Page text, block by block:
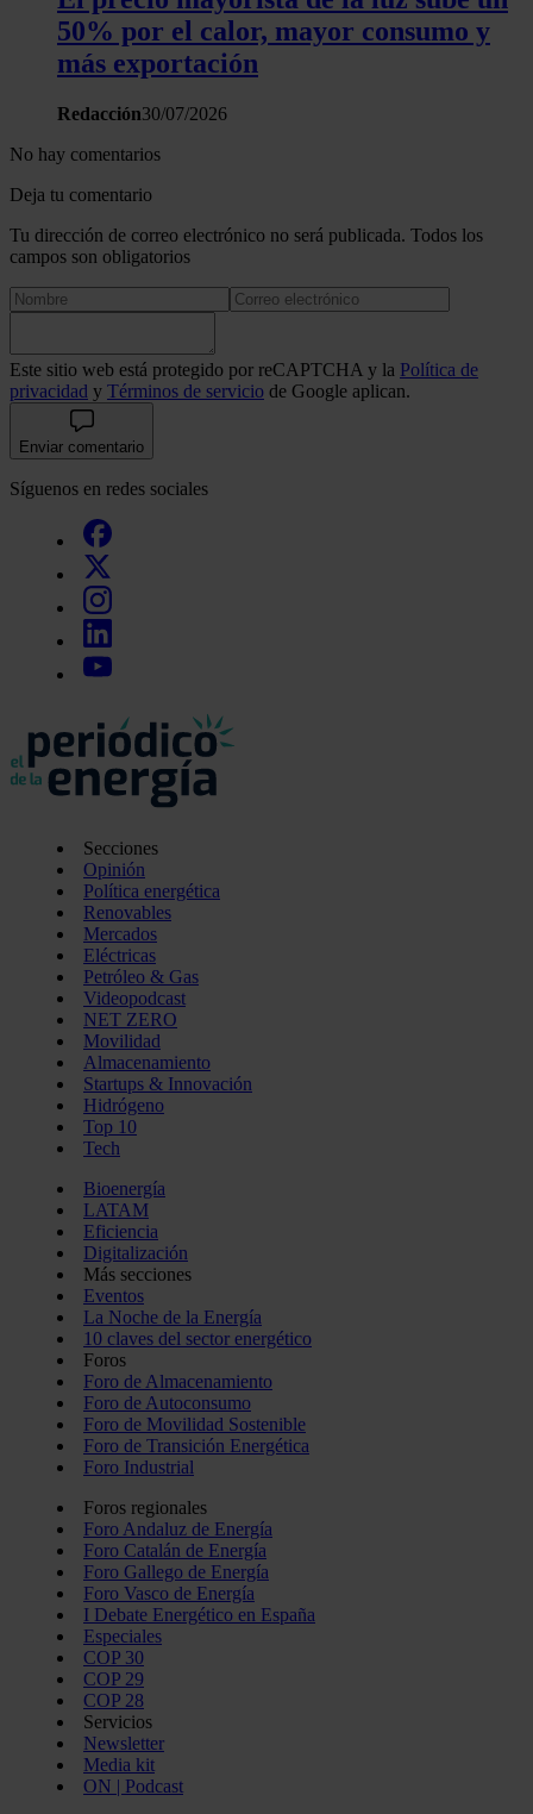
50% por el calor, mayor consumo y
más exportación
Redacción30/07/2026
No hay comentarios
Deja tu comentario
Tu dirección de correo electrónico no será publicada. Todos los
campos son obligatorios
Este sitio web está protegido por reCAPTCHA y la Política de
privacidad y Términos de servicio de Google aplican.
Enviar comentario
Síguenos en redes sociales
Secciones
Opinión
Política energética
Renovables
Mercados
Eléctricas
Petróleo & Gas
Videopodcast
NET ZERO
Movilidad
Almacenamiento
Startups & Innovación
Hidrógeno
Top 10
Tech
Bioenergía
LATAM
Eficiencia
Digitalización
Más secciones
Eventos
La Noche de la Energía
10 claves del sector energético
Foros
Foro de Almacenamiento
Foro de Autoconsumo
Foro de Movilidad Sostenible
Foro de Transición Energética
Foro Industrial
Foros regionales
Foro Andaluz de Energía
Foro Catalán de Energía
Foro Gallego de Energía
Foro Vasco de Energía
I Debate Energético en España
Especiales
COP 30
COP 29
COP 28
Servicios
Newsletter
Media kit
ON | Podcast